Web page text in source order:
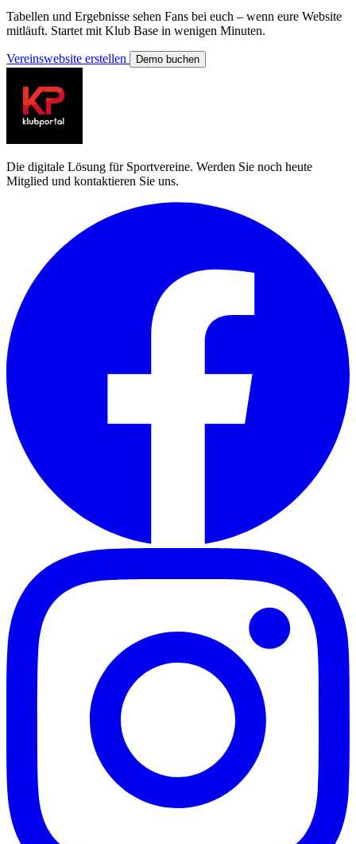
Tabellen und Ergebnisse sehen Fans bei euch – wenn eure Website
mitläuft. Startet mit Klub Base in wenigen Minuten.
Vereinswebsite erstellen Demo buchen
Die digitale Lösung für Sportvereine. Werden Sie noch heute
Mitglied und kontaktieren Sie uns.